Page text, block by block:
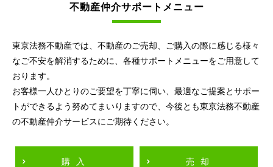
不動産仲介サポートメニュー
東京法務不動産では、不動産のご売却、ご購入の際に感じる様々
なご不安を解消するために、各種サポートメニューをご用意して
おります。
お客様一人ひとりのご要望を丁寧に伺い、最適なご提案とサポー
トができるよう努めてまいりますので、今後とも東京法務不動産
の不動産仲介サービスにご期待ください。
購入 売却